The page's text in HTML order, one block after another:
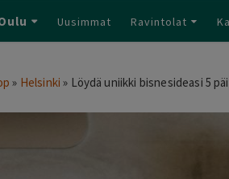
Uusimmat Ravintolat
» Helsinki » Löydä uniikki bisnesideasi 5